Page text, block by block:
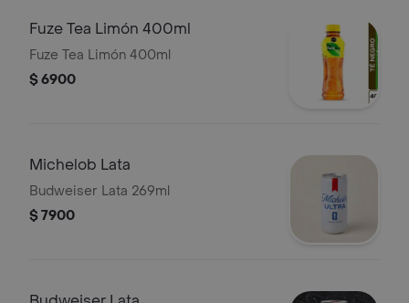
Fuze Tea Limón 400ml
Fuze Tea Limón 400ml
$ 6900
Michelob Lata
Budweiser Lata 269ml
$ 7900